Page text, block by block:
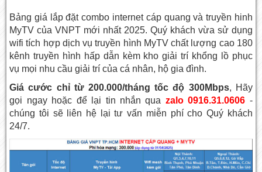
Bảng giá lắp đặt combo internet cáp quang và truyền hinh
MyTV của VNPT mới nhất 2025. Quý khách vừa sử dụng
wifi tích hợp dịch vụ truyền hình MyTV chất lượng cao 180
kênh truyền hình hấp dẫn kèm kho giải trí khổng lồ phục
vụ mọi nhu cầu giải trí của cá nhân, hộ gia đình.
Giá cước chỉ từ 200.000/tháng tốc độ 300Mbps, Hãy
gọi ngay hoặc để lại tin nhắn qua zalo 0916.31.0606 -
chúng tôi sẽ liên hệ lại tư vấn miễn phí cho Quý khách
24/7.